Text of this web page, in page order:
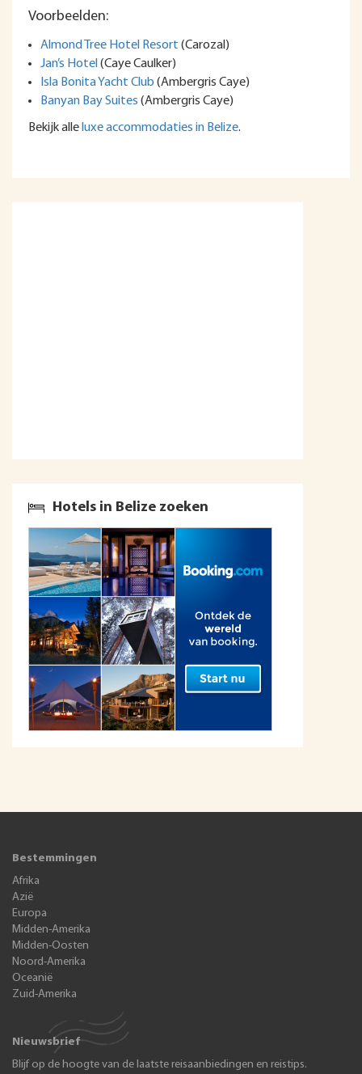
Voorbeelden:
Almond Tree Hotel Resort (Carozal)
Jan’s Hotel (Caye Caulker)
Isla Bonita Yacht Club (Ambergris Caye)
Banyan Bay Suites (Ambergris Caye)
Bekijk alle luxe accommodaties in Belize.
Hotels in Belize zoeken
Bestemmingen
Afrika
Azië
Europa
Midden-Amerika
Midden-Oosten
Noord-Amerika
Oceanië
Zuid-Amerika
Nieuwsbrief
Blijf op de hoogte van de laatste reisaanbiedingen en reistips.